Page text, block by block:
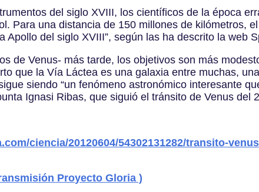
del siglo XVIII, los científicos de la época
Para una distancia de 150 millones de kilómetros,
Apollo del siglo XVIII”, según las ha descrito la web
de Venus- más tarde, los objetivos son más
que la Vía Láctea es una galaxia entre muchas,
siendo “un fenómeno astronómico interesante
Ignasi Ribas, que siguió el tránsito de Venus del
ciencia/20120604/54302131282/transito-
Proyecto Gloria )